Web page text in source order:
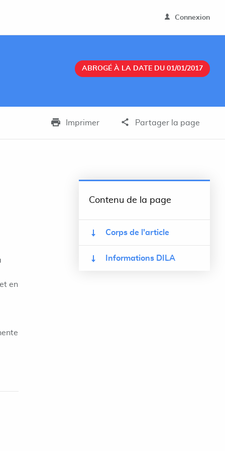
Connexion
ABROGÉ À LA DATE DU 01/01/2017
Imprimer Partager la page
en
Contenu de la page
Corps de l'article
Informations DILA